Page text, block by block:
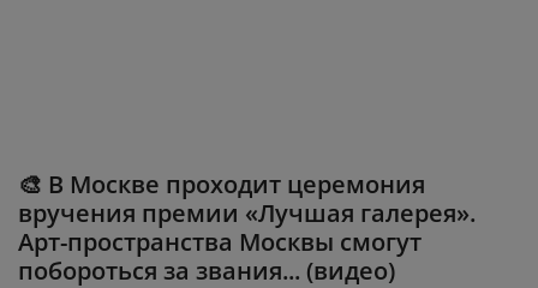
🎨 В Москве проходит церемония
вручения премии «Лучшая галерея».
Арт-пространства Москвы смогут
побороться за звания... (видео)